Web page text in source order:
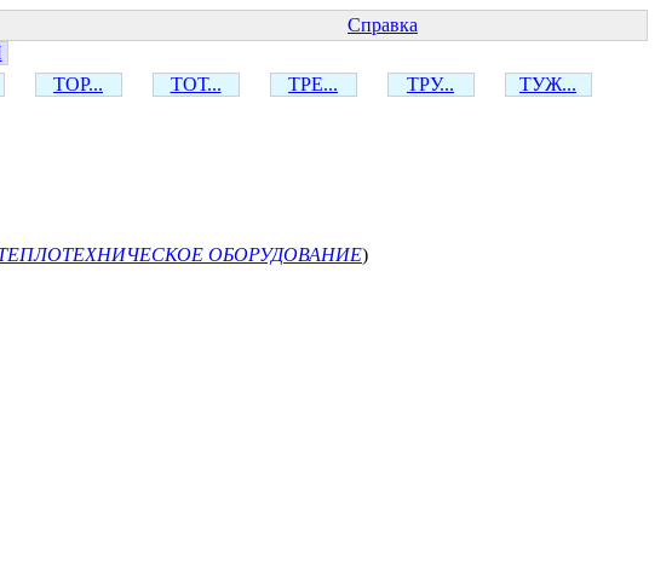
Справка
ТОР... ТОТ... ТРЕ... ТРУ...
ТУЖ...
ОБОРУДОВАНИЕ)